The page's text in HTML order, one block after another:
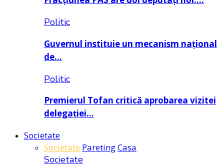
Politic
Guvernul instituie un mecanism național
de…
Politic
Premierul Tofan critică aprobarea vizitei
delegației…
Societate
Societate ParetingCasa
Societate